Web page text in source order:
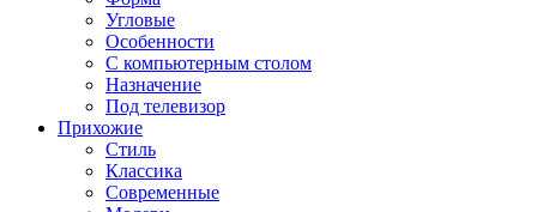
Угловые
Особенности
С компьютерным столом
Назначение
Под телевизор
Прихожие
Стиль
Классика
Современные